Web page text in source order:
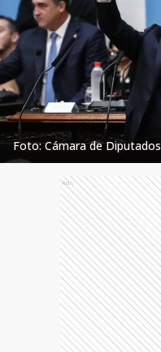
Foto: Cámara de Diputados
Ads